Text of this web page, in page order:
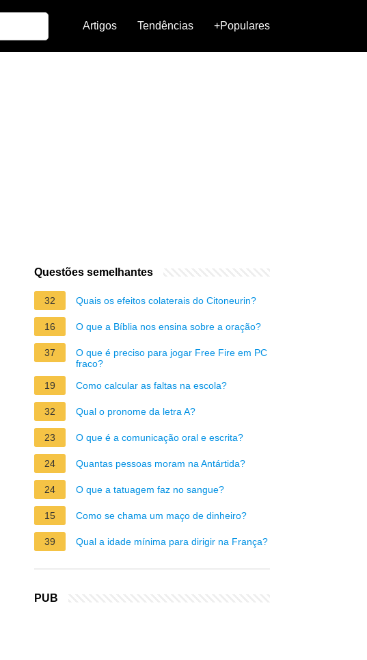
Artigos Tendências +Populares
Questões semelhantes
32 Quais os efeitos colaterais do Citoneurin?
16 O que a Bíblia nos ensina sobre a oração?
37
O que é preciso para jogar Free Fire em PC
fraco?
19
Como calcular as faltas na escola?
32 Qual o pronome da letra A?
23 O que é a comunicação oral e escrita?
24 Quantas pessoas moram na Antártida?
24 O que a tatuagem faz no sangue?
15 Como se chama um maço de dinheiro?
39 Qual a idade mínima para dirigir na França?
PUB